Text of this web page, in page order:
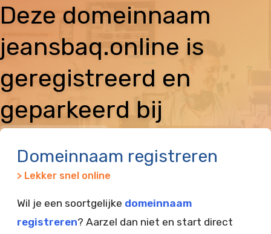
Deze domeinnaam
jeansbaq.online is
geregistreerd en
geparkeerd bij
Domeinnaam registreren
> Lekker snel online
Wil je een soortgelijke domeinnaam
registreren? Aarzel dan niet en start direct